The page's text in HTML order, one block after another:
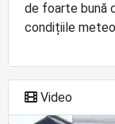
de foarte bună
condițiile
Video